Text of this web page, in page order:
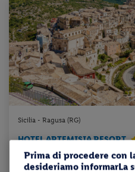
Sicilia - Ragusa (RG)
HOTEL ARTEMISIA RESORT
pernottamento e colazione +
Prima di procedere con
desideriamo informarLa